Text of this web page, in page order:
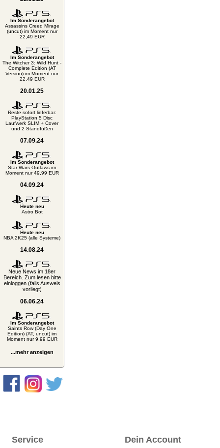
Im Sonderangebot
Assassins Creed Mirage
(uncut) im Moment nur
22,49 EUR
Im Sonderangebot
The Witcher 3: Wild Hunt -
Complete Edition (AT
Version) im Moment nur
22,49 EUR
20.01.25
Reste sofort lieferbar:
PlayStation 5 Disc
Laufwerk SLIM + Cover
und 2 Standfüßen
07.09.24
Im Sonderangebot
Star Wars Outlaws im
Moment nur 49,99 EUR
04.09.24
Heute neu
Astro Bot
Heute neu
NBA 2K25 (alle Systeme)
14.08.24
Neue News im 18er
Bereich. Zum lesen bitte
einloggen (falls Ausweis
vorliegt)
06.06.24
Im Sonderangebot
Saints Row (Day One
Edition) (AT, uncut) im
Moment nur 9,99 EUR
...mehr anzeigen
Service Dein Account